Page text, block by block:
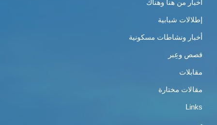
أخبار من هنا وهناك
إطلالات شبابية
أخبار ونشاطات مسكونية
قصص وعِبر
مقابلات
مقالات مختارة
Links